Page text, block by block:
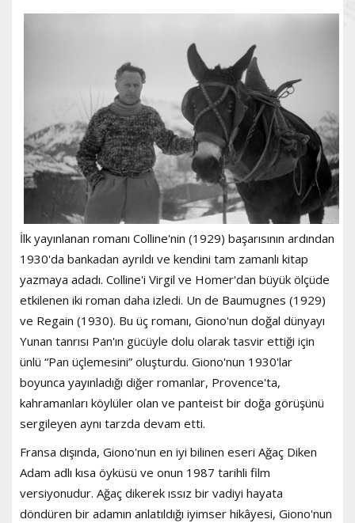
İlk yayınlanan romanı Colline'nin (1929) başarısının ardından
1930'da bankadan ayrıldı ve kendini tam zamanlı kitap
yazmaya adadı. Colline'i Virgil ve Homer'dan büyük ölçüde
etkilenen iki roman daha izledi. Un de Baumugnes (1929)
ve Regain (1930). Bu üç romanı, Giono'nun doğal dünyayı
Yunan tanrısı Pan'ın gücüyle dolu olarak tasvir ettiği için
ünlü “Pan üçlemesini” oluşturdu. Giono'nun 1930'lar
boyunca yayınladığı diğer romanlar, Provence'ta,
kahramanları köylüler olan ve panteist bir doğa görüşünü
sergileyen aynı tarzda devam etti.
Fransa dışında, Giono'nun en iyi bilinen eseri Ağaç Diken
Adam adlı kısa öyküsü ve onun 1987 tarihli film
versiyonudur. Ağaç dikerek ıssız bir vadiyi hayata
döndüren bir adamın anlatıldığı iyimser hikâyesi, Giono'nun